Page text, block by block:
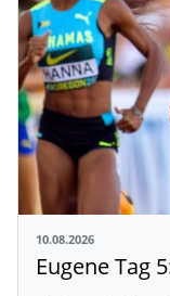
10.08.2026